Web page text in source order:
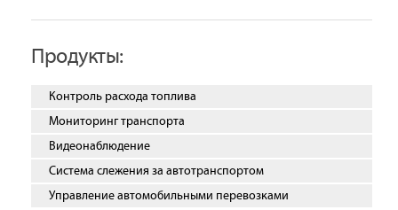
Продукты:
Контроль расхода топлива
Мониторинг транспорта
Видеонаблюдение
Система слежения за автотранспортом
Управление автомобильными перевозками